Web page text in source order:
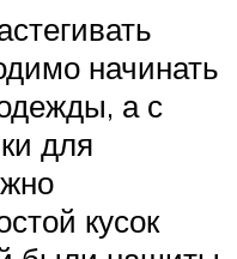
начинать
а с
для
кусок